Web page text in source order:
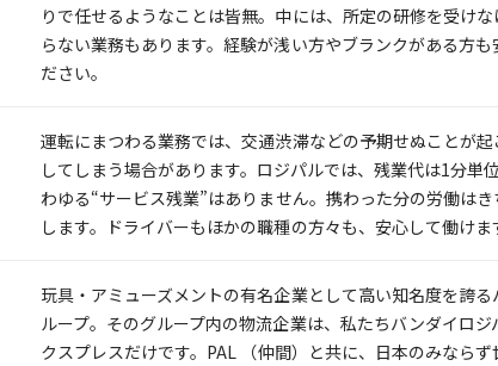
りで任せるようなことは皆無。中には、所定の研修を受け
らない業務もあります。経験が浅い方やブランクがある方
ださい。
運転にまつわる業務では、交通渋滞などの予期せぬことが
してしまう場合があります。ロジパルでは、残業代は1分単
わゆる“サービス残業”はありません。携わった分の労働は
します。ドライバーもほかの職種の方々も、安心して働けま
玩具・アミューズメントの有名企業として高い知名度を誇
ループ。そのグループ内の物流企業は、私たちバンダイロジ
クスプレスだけです。PAL （仲間）と共に、日本のみなら